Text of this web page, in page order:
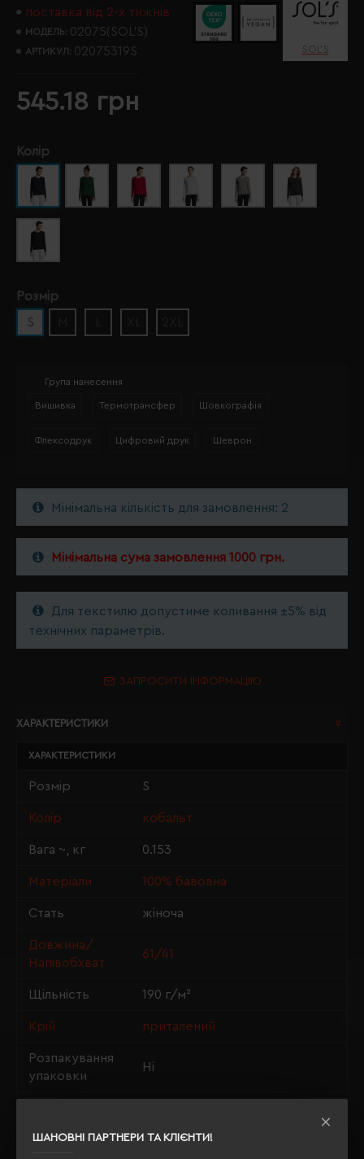
ШАНОВНІ ПАРТНЕРИ ТА КЛІЄНТИ!
поставка від 2-х тижнів
МОДЕЛЬ: 02075(SOL’S)
АРТИКУЛ: 02075319S SOL’S
545.18 грн
Колір
Розмір
S
Група нанесення
Вишивка Термотрансфер Шовкографія
Флексодрук Цифровий друк Шеврон
Мінімальна кількість для замовлення: 2
Мінімальна сума замовлення 1000 грн.
Для текстилю допустиме коливання ±5% від
технічних параметрів.
ЗАПРОСИТИ ІНФОРМАЦІЮ
ХАРАКТЕРИСТИКИ
ХАРАКТЕРИСТИКИ
Розмір S
Колір кобальт
Вага ~, кг 0.153
Матеріали 100% бавовна
Стать жіноча
Довжина/
Напівобхват
61/41
Щільність 190 г/м²
Крій приталений
Розпакування
упаковки
Ні